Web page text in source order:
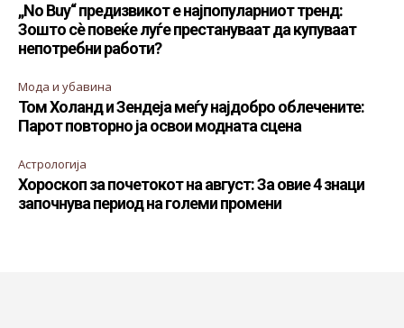
„No Buy“ предизвикот е најпопуларниот тренд:
Зошто сè повеќе луѓе престануваат да купуваат
непотребни работи?
Мода и убавина
Том Холанд и Зендеја меѓу најдобро облечените:
Парот повторно ја освои модната сцена
Астрологија
Хороскоп за почетокот на август: За овие 4 знаци
започнува период на големи промени